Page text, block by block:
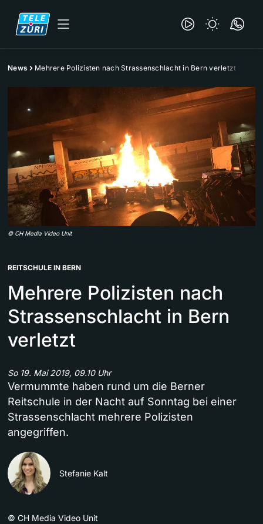
News Mehrere Polizisten nach Strassenschlacht in Bern verletzt
© CH Media Video Unit
REITSCHULE IN BERN
Mehrere Polizisten nach
Strassenschlacht in Bern
verletzt
So 19. Mai 2019, 09.10 Uhr
Vermummte haben rund um die Berner
Reitschule in der Nacht auf Sonntag bei einer
Strassenschlacht mehrere Polizisten
angegriffen.
Stefanie Kalt
© CH Media Video Unit